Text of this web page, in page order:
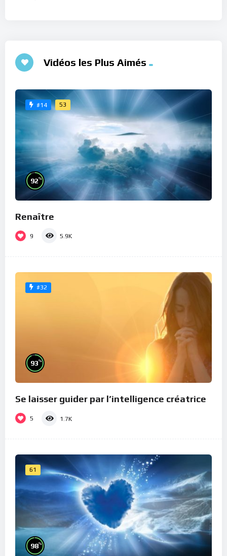
Vidéos les Plus Aimés
#14 53
92%
Renaître
9 5.9K
#32
93%
Se laisser guider par l’intelligence créatrice
5 1.7K
61
98%